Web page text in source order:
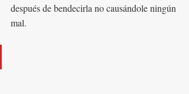
después de bendecirla no causándole ningún
mal.